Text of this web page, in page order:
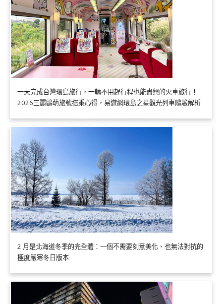
一天完成台灣環島旅行，一輛不用趕行程也能盡興的火車旅行！
2026三麗鷗萌旅號搭乘心得，易遊網環島之星觀光列車體驗解析
2 月是北海道冬季的完全體：一個不需要刻意美化、也無法對抗的
極度嚴寒冬日版本